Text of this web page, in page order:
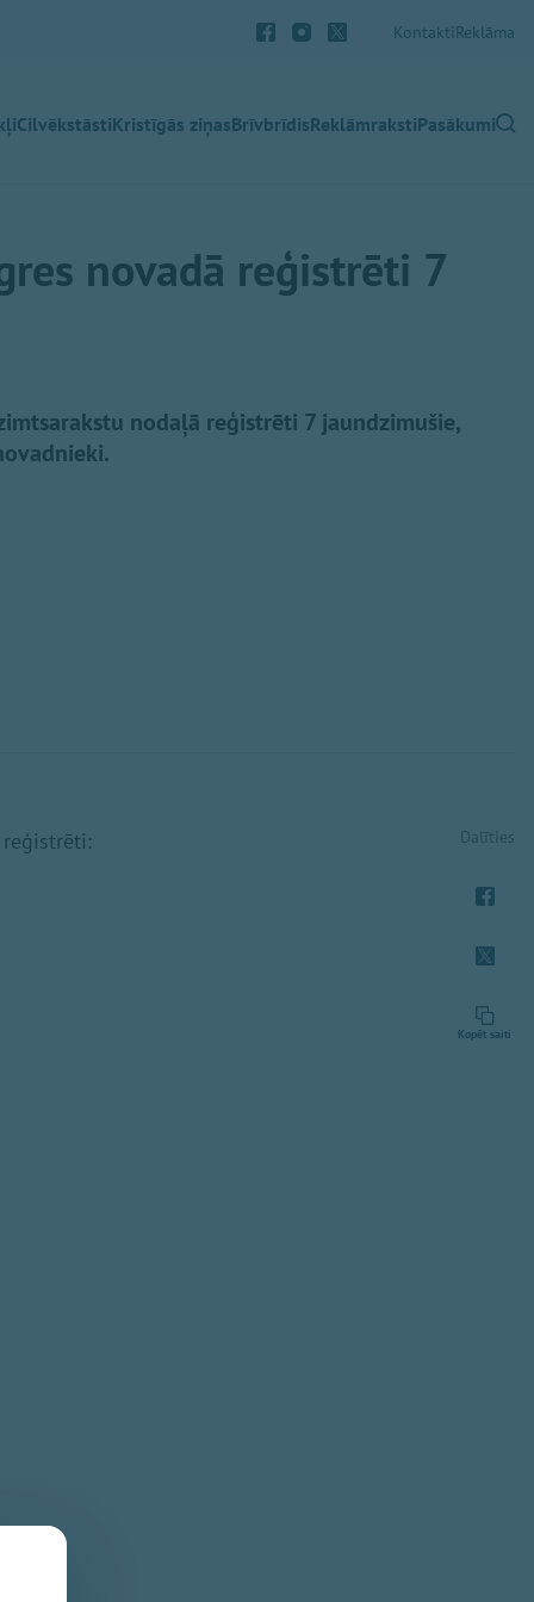
KontaktiReklāma
CilvēkstāstiKristīgās ziņasBrīvbrīdisReklāmrakstiPasākumi
novadā reģistrēti 7
nodaļā reģistrēti 7 jaundzimušie,
Dalīties
Kopēt saiti